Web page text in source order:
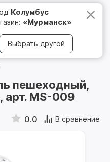
Колумбус
«Мурманск»
Выбрать другой
8 800 500 05 15
пешеходный,
MS-009
0.0 В сравнение